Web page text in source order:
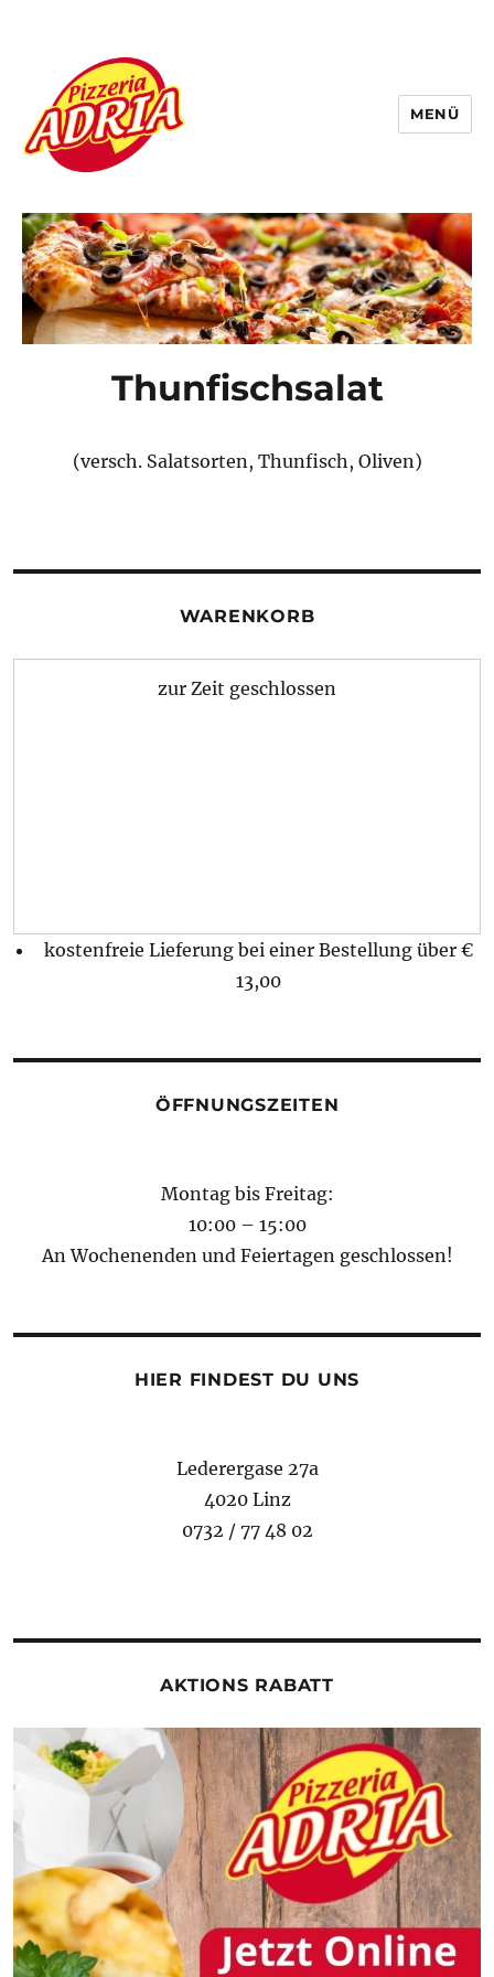
Pizzeria Adria
MENÜ
Thunfischsalat
(versch. Salatsorten, Thunfisch, Oliven)
WARENKORB
zur Zeit geschlossen
kostenfreie Lieferung bei einer Bestellung über €
13,00
ÖFFNUNGSZEITEN
Montag bis Freitag:
10:00 – 15:00
An Wochenenden und Feiertagen geschlossen!
HIER FINDEST DU UNS
Lederergase 27a
4020 Linz
0732 / 77 48 02
AKTIONS RABATT